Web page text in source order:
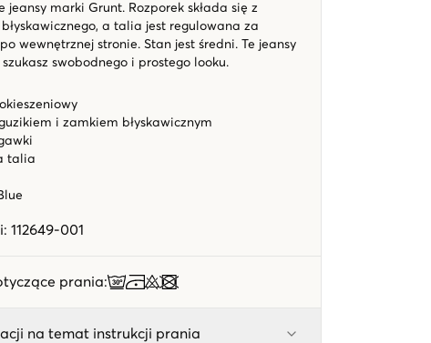
jeansy marki Grunt. Rozporek składa się z
a talia jest regulowana za
wewnętrznej stronie. Stan jest średni. Te jeansy
swobodnego i prostego looku.
i zamkiem błyskawicznym
talia
: 112649-001
prania:
na temat instrukcji prania